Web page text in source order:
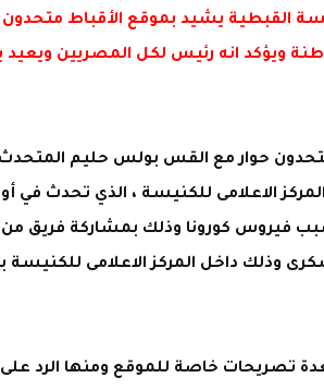
القبطية يشيد بموقع الأقباط متحدون
ويؤكد انه رئيس لكل المصريين ويعيد
حوار مع القس بولس حليم
الاعلامى للكنيسة ، الذي تحدث في
فيروس كورونا وذلك بمشاركة فريق من
وذلك داخل المركز الاعلامى للكنيسة
تصريحات خاصة للموقع ومنها الرد